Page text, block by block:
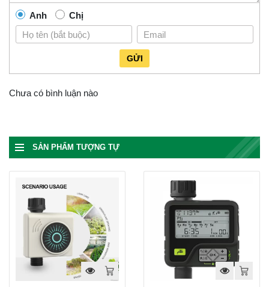
Anh Chị
GỬI
Chưa có bình luận nào
SẢN PHẨM TƯỢNG TỰ